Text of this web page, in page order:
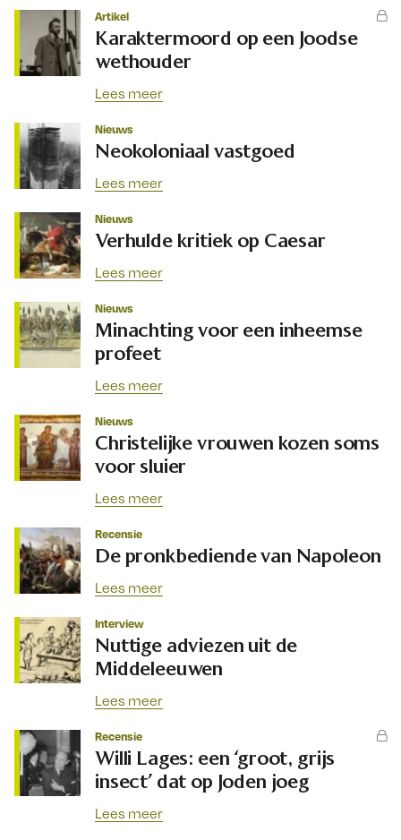
Artikel
Karaktermoord op een Joodse
wethouder
Lees meer
Nieuws
Neokoloniaal vastgoed
Lees meer
Nieuws
Verhulde kritiek op Caesar
Lees meer
Nieuws
Minachting voor een inheemse
profeet
Lees meer
Nieuws
Christelijke vrouwen kozen soms
voor sluier
Lees meer
Recensie
De pronkbediende van Napoleon
Lees meer
Interview
Nuttige adviezen uit de
Middeleeuwen
Lees meer
Recensie
Willi Lages: een ‘groot, grijs
insect’ dat op Joden joeg
Lees meer